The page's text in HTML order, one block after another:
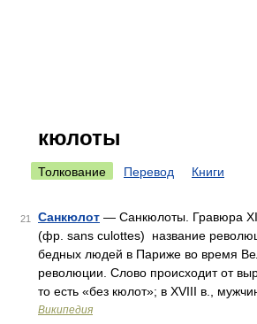
кюлоты
Толкование Перевод Книги
21 Санкюлот — Санкюлоты. Гравюра
(фр. sans culottes) название
бедных людей в Париже во время
революции. Слово происходит от
то есть «без кюлот»; в XVIII в.,
Википедия